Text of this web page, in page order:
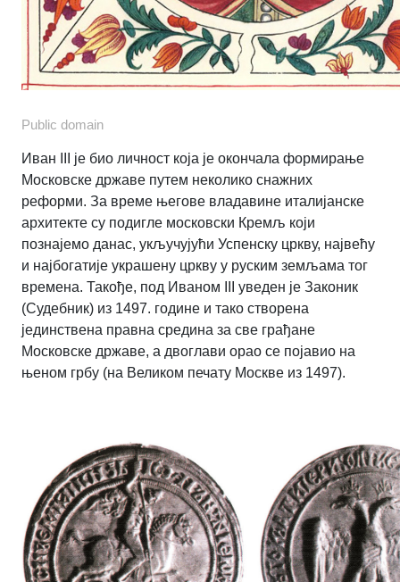
Public domain
Иван III је био личност која је окончала формирање
Московске државе путем неколико снажних
реформи. За време његове владавине италијанске
архитекте су подигле московски Кремљ који
познајемо данас, укључујући Успенску цркву, највећу
и најбогатије украшену цркву у руским земљама тог
времена. Такође, под Иваном III уведен је Законик
(Судебник) из 1497. године и тако створена
јединствена правна средина за све грађане
Московске државе, а двоглави орао се појавио на
њеном грбу (на Великом печату Москве из 1497).